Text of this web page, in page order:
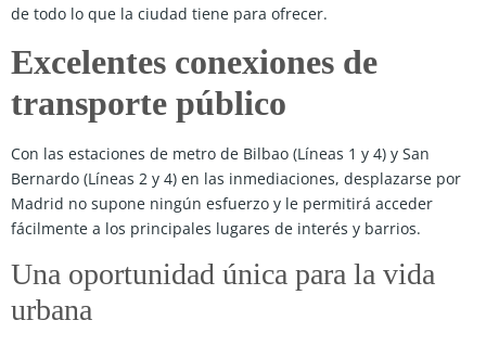
de todo lo que la ciudad tiene para ofrecer.
Excelentes conexiones de
transporte público
Con las estaciones de metro de Bilbao (Líneas 1 y 4) y San
Bernardo (Líneas 2 y 4) en las inmediaciones, desplazarse por
Madrid no supone ningún esfuerzo y le permitirá acceder
fácilmente a los principales lugares de interés y barrios.
Una oportunidad única para la vida
urbana